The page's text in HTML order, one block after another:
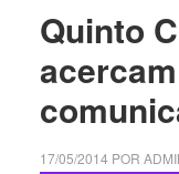
Quinto
17/05/2014 POR